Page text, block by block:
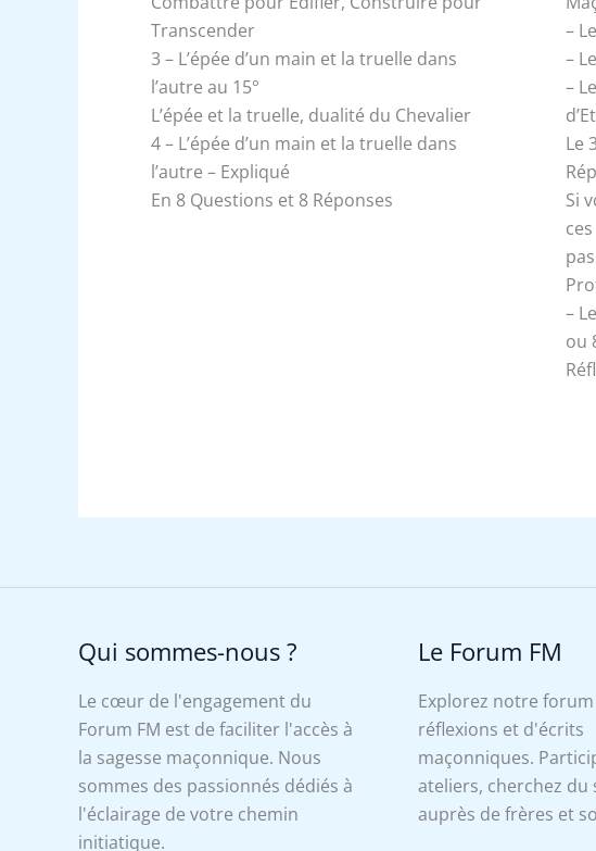
Transcender
3 – L’épée d’un main et la truelle dans
l’autre au 15°
L’épée et la truelle, dualité du Chevalier
4 – L’épée d’un main et la truelle dans
l’autre – Expliqué
En 8 Questions et 8 Réponses
–
–
–
Le
Si
–
ou
Qui sommes-nous ?
Le cœur de l'engagement du
Forum FM est de faciliter l'accès à
la sagesse maçonnique. Nous
sommes des passionnés dédiés à
l'éclairage de votre chemin
initiatique.
Le Forum FM
Explorez notre
réflexions et d'écrits
maçonniques.
ateliers, cherchez du
auprès de frères et